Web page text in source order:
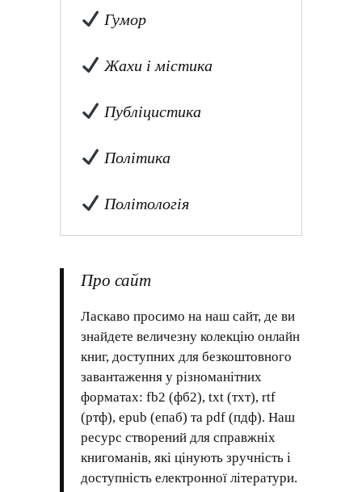
Гумор
Жахи і містика
Публіцистика
Політика
Політологія
Про сайт
Ласкаво просимо на наш сайт, де ви
знайдете величезну колекцію онлайн
книг, доступних для безкоштовного
завантаження у різноманітних
форматах: fb2 (фб2), txt (тхт), rtf
(ртф), epub (епаб) та pdf (пдф). Наш
ресурс створений для справжніх
книгоманів, які цінують зручність і
доступність електронної літератури.